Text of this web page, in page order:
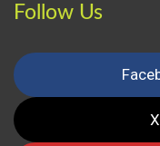
Follow Us
X